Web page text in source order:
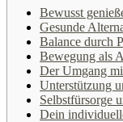
Bewusst
Gesunde
Balance durch
Bewegung als
Der Umgang
Unterstützung
Selbstfürsorge
Dein